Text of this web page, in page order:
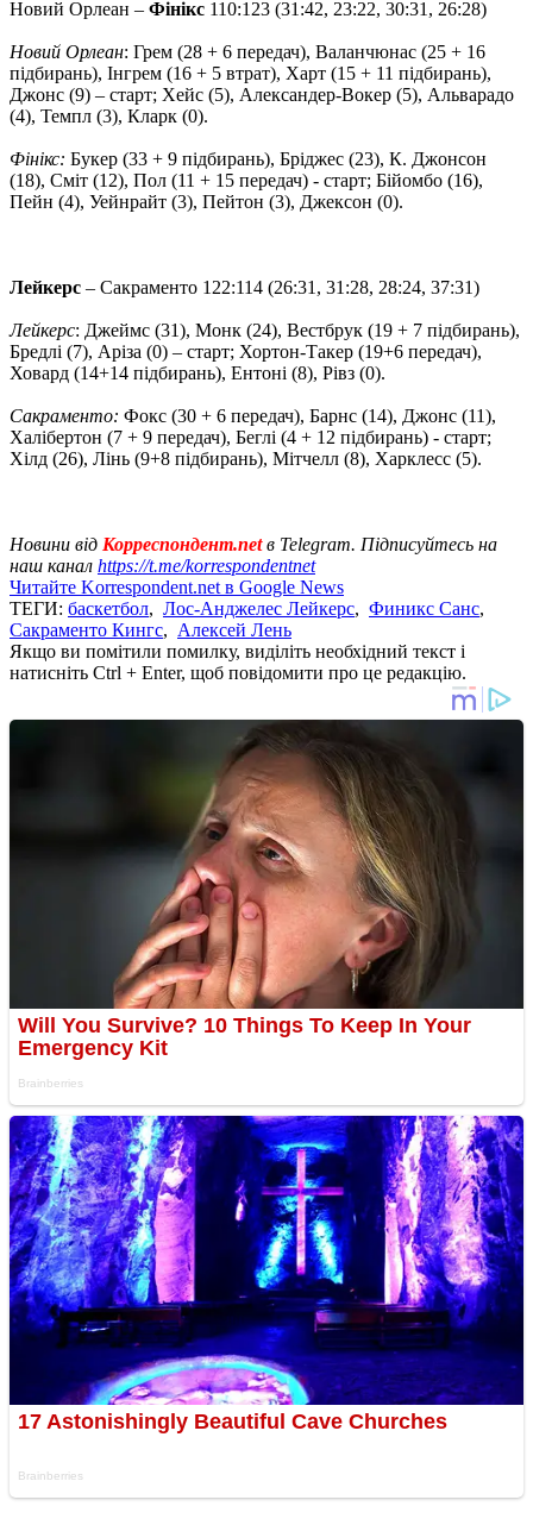
Новий Орлеан – Фінікс 110:123 (31:42, 23:22, 30:31, 26:28)
Новий Орлеан: Грем (28 + 6 передач), Валанчюнас (25 + 16
підбирань), Інгрем (16 + 5 втрат), Харт (15 + 11 підбирань),
Джонс (9) – старт; Хейс (5), Александер-Вокер (5), Альварадо
(4), Темпл (3), Кларк (0).
Фінікс: Букер (33 + 9 підбирань), Бріджес (23), К. Джонсон
(18), Сміт (12), Пол (11 + 15 передач) - старт; Бійомбо (16),
Пейн (4), Уейнрайт (3), Пейтон (3), Джексон (0).
Лейкерс – Сакраменто 122:114 (26:31, 31:28, 28:24, 37:31)
Лейкерс: Джеймс (31), Монк (24), Вестбрук (19 + 7 підбирань),
Бредлі (7), Аріза (0) – старт; Хортон-Такер (19+6 передач),
Ховард (14+14 підбирань), Ентоні (8), Рівз (0).
Сакраменто: Фокс (30 + 6 передач), Барнс (14), Джонс (11),
Халібертон (7 + 9 передач), Беглі (4 + 12 підбирань) - старт;
Хілд (26), Лінь (9+8 підбирань), Мітчелл (8), Харклесс (5).
Новини від Корреспондент.netв Telegram. Підписуйтесь на
наш канал https://t.me/korrespondentnet
Читайте Korrespondent.net в Google News
ТЕГИ: баскетбол, Лос-Анджелес Лейкерс, Финикс Санс,
Сакраменто Кингс, Алексей Лень
Якщо ви помітили помилку, виділіть необхідний текст і
натисніть Ctrl + Enter, щоб повідомити про це редакцію.